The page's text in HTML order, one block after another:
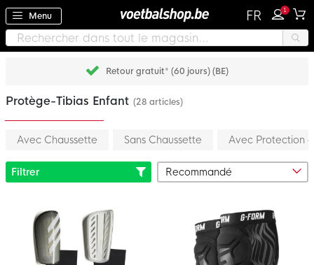
Menu FR 1
Retour gratuit* (60 jours) (BE)
Protège-Tibias Enfant (28 articles)
Avec Chaussette Sans Chaussette Avec Protection
Filtrer